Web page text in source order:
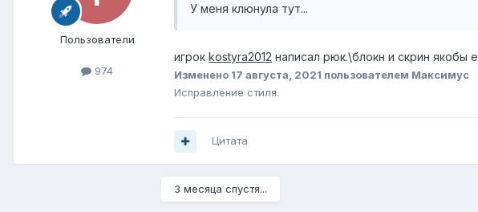
Пользователи
974
У меня клюнула тут...
игрок kostyra2012 написал рюк.\блокн и скрин якобы
Изменено 17 августа, 2021 пользователем Максимус
Исправление стиля.
Цитата
3 месяца спустя...